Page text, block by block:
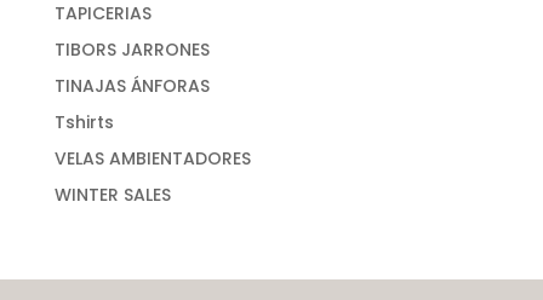
TAPICERIAS
TIBORS JARRONES
TINAJAS ÁNFORAS
Tshirts
VELAS AMBIENTADORES
WINTER SALES